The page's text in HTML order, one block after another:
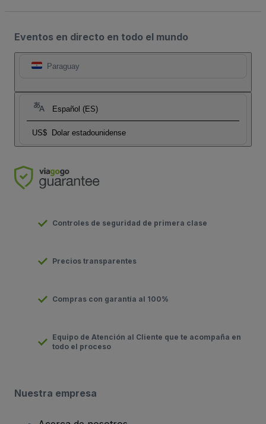
Eventos en directo en todo el mundo
Paraguay
Español (ES)
US$ Dolar estadounidense
Controles de seguridad de primera clase
Precios transparentes
Compras con garantía al 100%
Equipo de Atención al Cliente que te acompaña en
todo el proceso
Nuestra empresa